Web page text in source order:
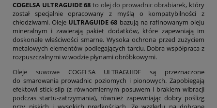
COGELSA ULTRAGUIDE 68 to olej do prowadnic obrabiarek, który
został specjalnie opracowany z myślą o kompatybilności z
chłodziwami. Oleje ULTRAGUIDE 68 bazują na rafinowanym oleju
mineralnym i zawierają pakiet dodatków, które zapewniają im
doskonałe właściwości smarne. Wysoka ochrona przed zużyciem
metalowych elementów podlegających tarciu. Dobra współpraca z
rozpuszczalnymi w wodzie płynami obróbkowymi.
Oleje suwoweCOGELSA ULTRAGUIDE są przeznaczone
do smarowania prowadnic poziomych i pionowych. Zapobiegają
efektowi stick-slip (z równomiernym posuwem i brakiem wibracji
podczas startu-zatrzymania), również zapewniając dobry poślizg